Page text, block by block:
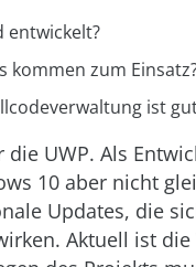
entwickelt?
kommen zum
ist
UWP. Als
10 aber nicht
Updates, die
Aktuell ist